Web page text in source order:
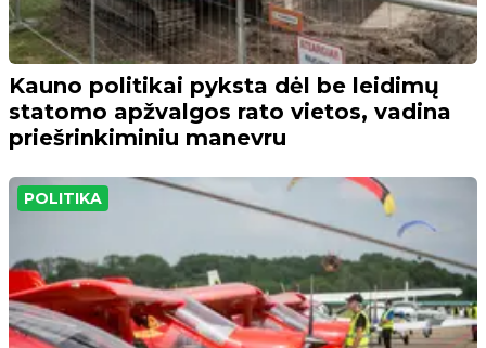
Kauno politikai pyksta dėl be leidimų
statomo apžvalgos rato vietos, vadina
priešrinkiminiu manevru
POLITIKA